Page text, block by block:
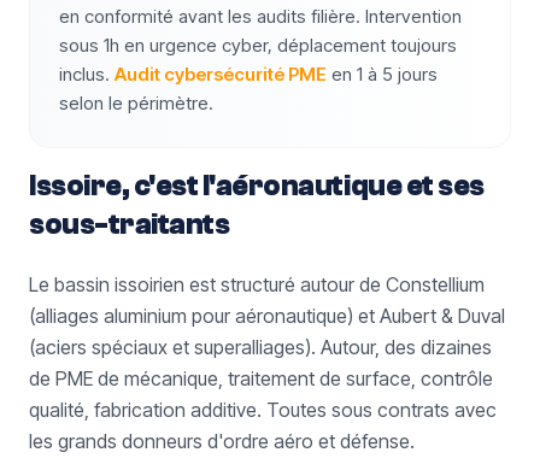
en conformité avant les audits filière. Intervention
sous 1h en urgence cyber, déplacement toujours
inclus. Audit cybersécurité PME en 1 à 5 jours
selon le périmètre.
Issoire, c'est l'aéronautique et ses
sous-traitants
Le bassin issoirien est structuré autour de Constellium
(alliages aluminium pour aéronautique) et Aubert & Duval
(aciers spéciaux et superalliages). Autour, des dizaines
de PME de mécanique, traitement de surface, contrôle
qualité, fabrication additive. Toutes sous contrats avec
les grands donneurs d'ordre aéro et défense.